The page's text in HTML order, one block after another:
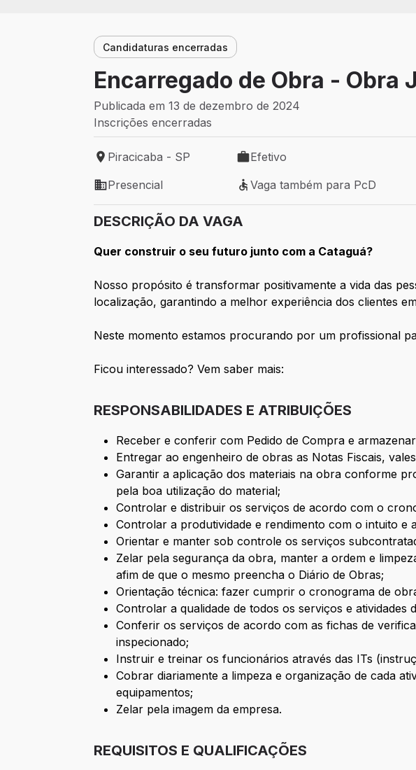
Candidaturas encerradas
Encarregado de Obra - Obra
Publicada em 13 de dezembro de 2024
Inscrições encerradas
Local de trabalho: Piracicaba - SP
Piracicaba - SP
Tipo de vaga: Efetivo
Efetivo
Modelo de trabalho: Presencial
Presencial
Vaga também para PcD
Vaga também para PcD
DESCRIÇÃO DA VAGA
Quer construir o seu futuro junto com a Cataguá?
Nosso propósito é transformar positivamente a vida das
localização, garantindo a melhor experiência dos clientes
Neste momento estamos procurando por um profissional
Ficou interessado? Vem saber mais:
RESPONSABILIDADES E ATRIBUIÇÕES
Receber e conferir com Pedido de Compra e
Entregar ao engenheiro de obras as Notas Fiscais,
Garantir a aplicação dos materiais na obra conforme
pela boa utilização do material;
Controlar e distribuir os serviços de acordo com o
Controlar a produtividade e rendimento com o intuito e
Orientar e manter sob controle os serviços
Zelar pela segurança da obra, manter a ordem e
afim de que o mesmo preencha o Diário de Obras;
Orientação técnica: fazer cumprir o cronograma de
Controlar a qualidade de todos os serviços e atividades
Conferir os serviços de acordo com as fichas de
inspecionado;
Instruir e treinar os funcionários através das ITs
Cobrar diariamente a limpeza e organização de cada
equipamentos;
Zelar pela imagem da empresa.
REQUISITOS E QUALIFICAÇÕES